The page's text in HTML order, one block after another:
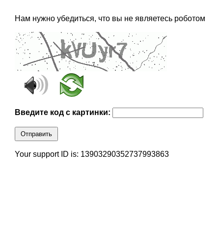
Нам нужно убедиться, что вы не являетесь роботом
Введите код с картинки:
Отправить
Your support ID is: 13903290352737993863